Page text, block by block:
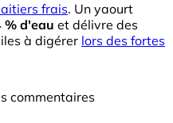
frais. Un yaourt
% d'eau et délivre des
à digérer lors des fortes
commentaires